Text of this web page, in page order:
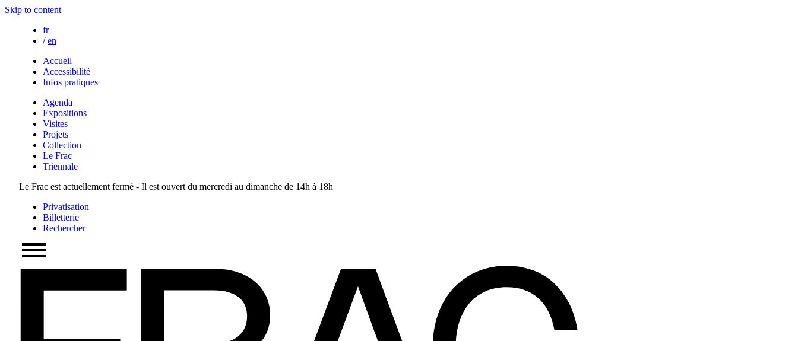
Skip to content
fr
/ en
Accueil
Accessibilité
Infos pratiques
Agenda
Expositions
Visites
Projets
Collection
Le Frac
Triennale
Le Frac est actuellement fermé - Il est ouvert du mercredi au dimanche de 14h à 18h
Privatisation
Billetterie
Rechercher